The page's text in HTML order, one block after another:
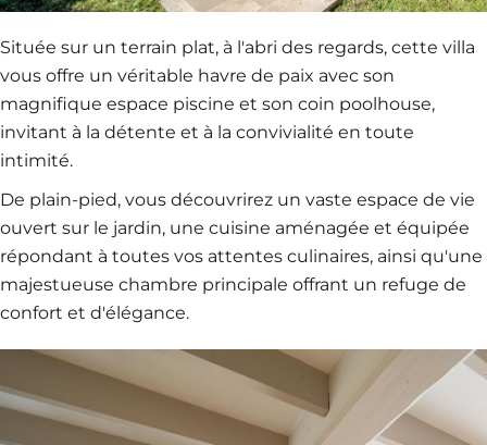
Située sur un terrain plat, à l'abri des regards, cette villa
vous offre un véritable havre de paix avec son
magnifique espace piscine et son coin poolhouse,
invitant à la détente et à la convivialité en toute
intimité.
De plain-pied, vous découvrirez un vaste espace de vie
ouvert sur le jardin, une cuisine aménagée et équipée
répondant à toutes vos attentes culinaires, ainsi qu'une
majestueuse chambre principale offrant un refuge de
confort et d'élégance.